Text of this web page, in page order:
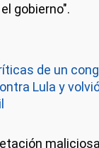
gobierno".
de un
Lula y